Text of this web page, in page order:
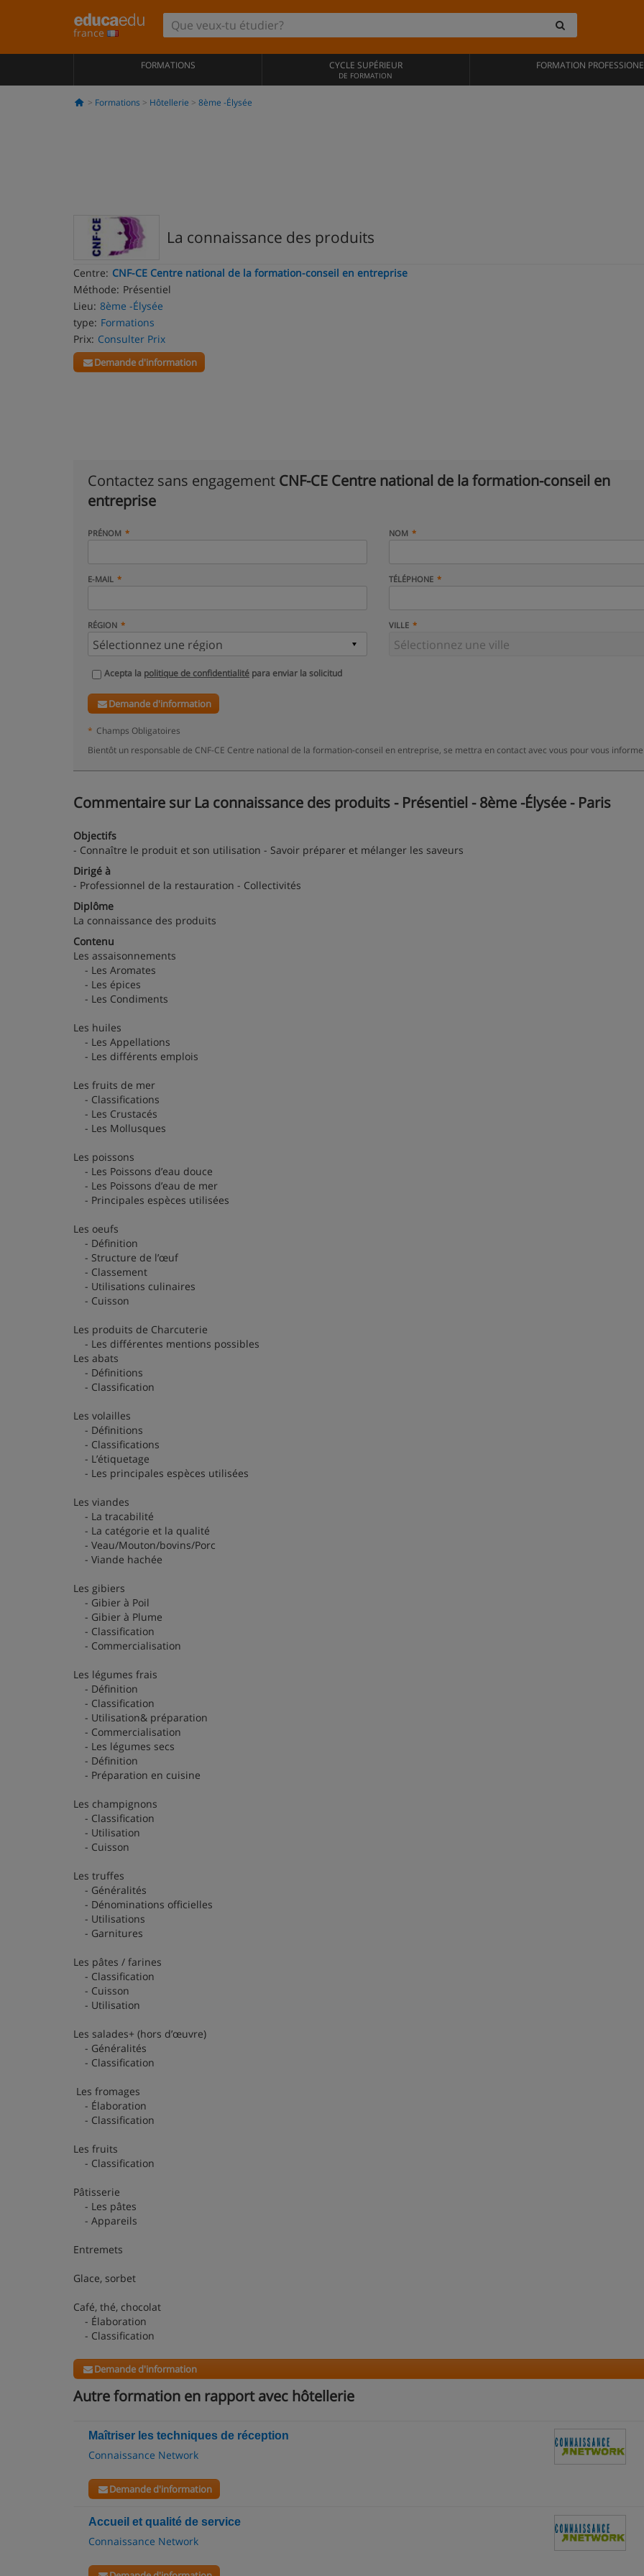
france
FORMATIONS CYCLE SUPÉRIEUR
DE FORMATION
FORMATION
Formations Hôtellerie 8ème -Élysée
La connaissance des produits
Centre: CNF-CE Centre national de la formation-conseil en entreprise
Méthode: Présentiel
Lieu: 8ème -Élysée
type: Formations
Prix: Consulter Prix
Demande d'information
Contactez sans engagement CNF-CE Centre national de la formation-conseil en
entreprise
PRÉNOM NOM
E-MAIL TÉLÉPHONE
RÉGION VILLE
Acepta la politique de confidentialité para enviar la solicitud
Demande d'information
* Champs Obligatoires
Bientôt un responsable de CNF-CE Centre national de la formation-conseil en entreprise, se mettra en contact avec vous pour vous
Commentaire sur La connaissance des produits - Présentiel - 8ème -Élysée - Paris
Objectifs
- Connaître le produit et son utilisation - Savoir préparer et mélanger les saveurs
Dirigé à
- Professionnel de la restauration - Collectivités
Diplôme
La connaissance des produits
Contenu
Les assaisonnements
- Les Aromates
- Les épices
- Les Condiments
Les huiles
- Les Appellations
- Les différents emplois
Les fruits de mer
- Classifications
- Les Crustacés
- Les Mollusques
Les poissons
- Les Poissons d’eau douce
- Les Poissons d’eau de mer
- Principales espèces utilisées
Les oeufs
- Définition
- Structure de l’œuf
- Classement
- Utilisations culinaires
- Cuisson
Les produits de Charcuterie
- Les différentes mentions possibles
Les abats
- Définitions
- Classification
Les volailles
- Définitions
- Classifications
- L’étiquetage
- Les principales espèces utilisées
Les viandes
- La tracabilité
- La catégorie et la qualité
- Veau/Mouton/bovins/Porc
- Viande hachée
Les gibiers
- Gibier à Poil
- Gibier à Plume
- Classification
- Commercialisation
Les légumes frais
- Définition
- Classification
- Utilisation& préparation
- Commercialisation
- Les légumes secs
- Définition
- Préparation en cuisine
Les champignons
- Classification
- Utilisation
- Cuisson
Les truffes
- Généralités
- Dénominations officielles
- Utilisations
- Garnitures
Les pâtes / farines
- Classification
- Cuisson
- Utilisation
Les salades+ (hors d’œuvre)
- Généralités
- Classification
Les fromages
- Élaboration
- Classification
Les fruits
- Classification
Pâtisserie
- Les pâtes
- Appareils
Entremets
Glace, sorbet
Café, thé, chocolat
- Élaboration
- Classification
Demande d'information
Autre formation en rapport avec hôtellerie
Maîtriser les techniques de réception
Connaissance Network
Demande d'information
Accueil et qualité de service
Connaissance Network